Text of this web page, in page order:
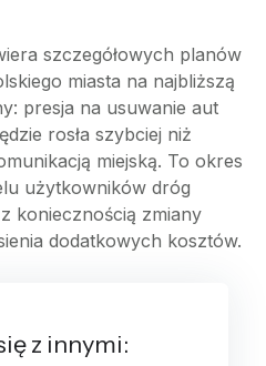
szczegółowych planów
miasta na najbliższą
presja na usuwanie aut
rosła szybciej niż
miejską. To okres
użytkowników dróg
koniecznością zmiany
dodatkowych kosztów.
z innymi: